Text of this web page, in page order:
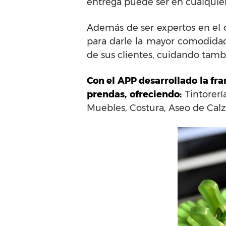
Además de ser expertos en
para darle la mayor
de sus clientes, cuidando
Con el APP desarrollado la
prendas, ofreciendo:
Muebles, Costura, Aseo de